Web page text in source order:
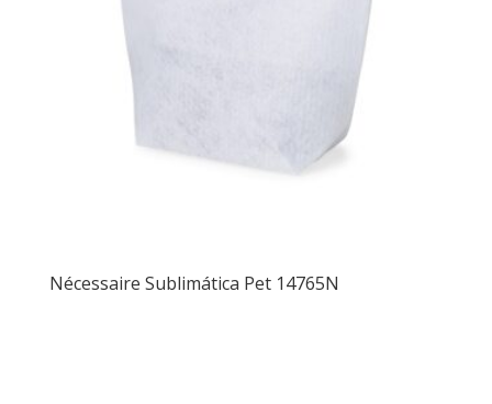
Nécessaire Sublimática Pet 14765N